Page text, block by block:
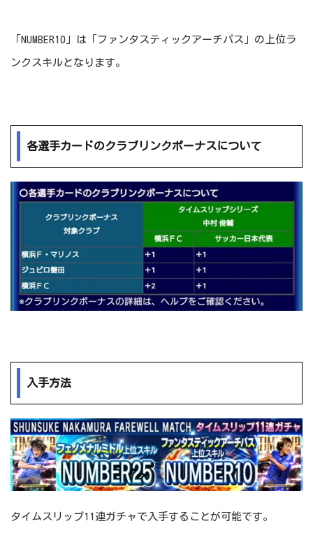
「NUMBER10」は「ファンタスティックアーチパス」の上位ラ
ンクスキルとなります。
各選手カードのクラブリンクボーナスについて
入手方法
タイムスリップ11連ガチャで入手することが可能です。